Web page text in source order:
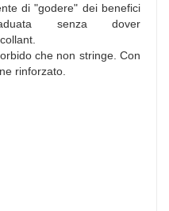
di "godere" dei benefici
senza dover
che non stringe. Con
rinforzato.